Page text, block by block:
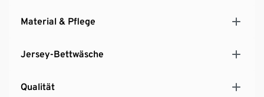
Material & Pflege
Jersey-Bettwäsche
Qualität